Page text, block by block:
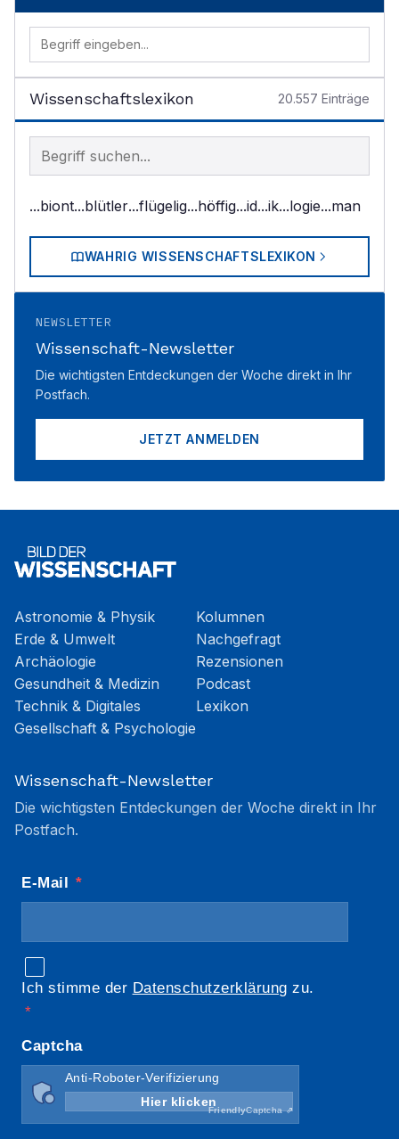
Wissenschaftslexikon 20.557 Einträge
Begriff im Lexikon suchen
...biont...blütler...flügelig...höffig...id...ik...logie...man
WAHRIG WISSENSCHAFTSLEXIKON
NEWSLETTER
Wissenschaft-Newsletter
Die wichtigsten Entdeckungen der Woche direkt in Ihr
Postfach.
JETZT ANMELDEN
Astronomie & Physik
Erde & Umwelt
Archäologie
Gesundheit & Medizin
Technik & Digitales
Gesellschaft & Psychologie
Kolumnen
Nachgefragt
Rezensionen
Podcast
Lexikon
Wissenschaft-Newsletter
Die wichtigsten Entdeckungen der Woche direkt in Ihr
Postfach.